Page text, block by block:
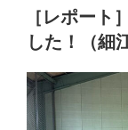
日:［レポート
した！（細